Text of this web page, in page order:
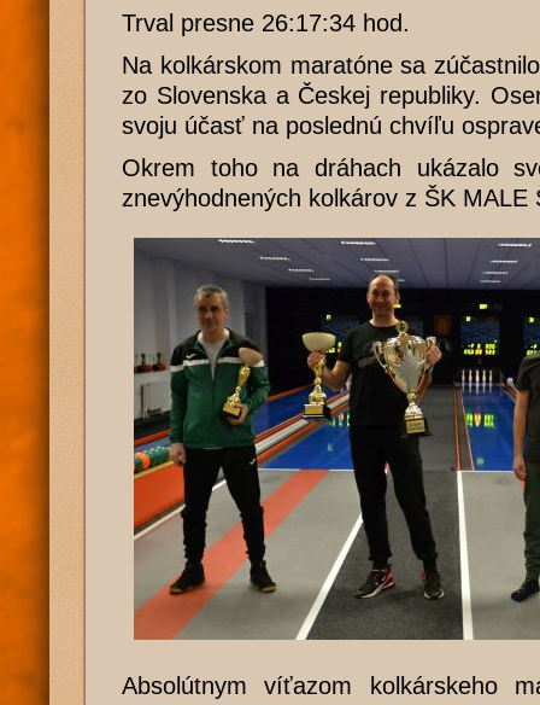
Trval presne 26:17:34 hod.
Na kolkárskom maratóne sa
zo Slovenska a Českej republiky.
svoju účasť na poslednú chvíľu
Okrem toho na dráhach ukázalo
znevýhodnených kolkárov z ŠK MALE
Absolútnym víťazom kolkárskeho